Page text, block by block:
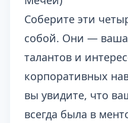
Соберите эти
собой. Они — ваша
талантов и
корпоративных
вы увидите, что
всегда была в